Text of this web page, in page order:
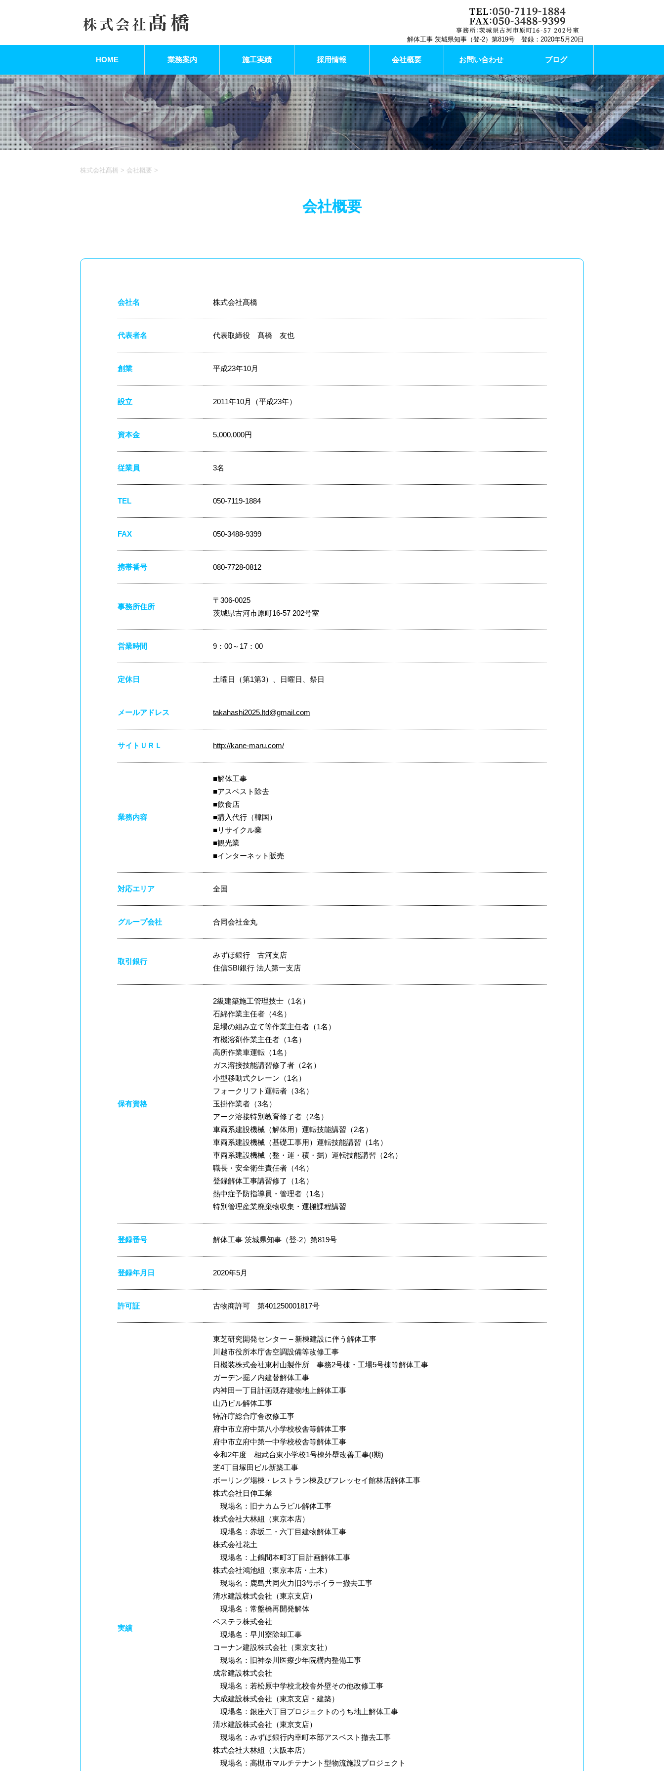
解体工事 茨城県知事（登-2）第819号 登録：2020年5月20日
HOME 業務案内 施工実績 採用情報 会社概要 お問い合わせ ブログ
株式会社髙橋 > 会社概要 >
会社概要
会社名 株式会社髙橋
代表者名 代表取締役 髙橋 友也
創業 平成23年10月
設立 2011年10月（平成23年）
資本金 5,000,000円
従業員 3名
TEL 050-7119-1884
FAX 050-3488-9399
携帯番号 080-7728-0812
事務所住所
〒306-0025
茨城県古河市原町16-57 202号室
営業時間 9：00～17：00
定休日 土曜日（第1第3）、日曜日、祭日
メールアドレス takahashi2025.ltd@gmail.com
サイトＵＲＬ http://kane-maru.com/
業務内容
■解体工事
■アスベスト除去
■飲食店
■購入代行（韓国）
■リサイクル業
■観光業
■インターネット販売
対応エリア 全国
グループ会社 合同会社金丸
取引銀行
みずほ銀行 古河支店
住信SBI銀行 法人第一支店
保有資格
2級建築施工管理技士（1名）
石綿作業主任者（4名）
足場の組み立て等作業主任者（1名）
有機溶剤作業主任者（1名）
高所作業車運転（1名）
ガス溶接技能講習修了者（2名）
小型移動式クレーン（1名）
フォークリフト運転者（3名）
玉掛作業者（3名）
アーク溶接特別教育修了者（2名）
車両系建設機械（解体用）運転技能講習（2名）
車両系建設機械（基礎工事用）運転技能講習（1名）
車両系建設機械（整・運・積・掘）運転技能講習（2名）
職長・安全衛生責任者（4名）
登録解体工事講習修了（1名）
熱中症予防指導員・管理者（1名）
特別管理産業廃棄物収集・運搬課程講習
登録番号 解体工事 茨城県知事（登-2）第819号
登録年月日 2020年5月
許可証 古物商許可 第401250001817号
実績
東芝研究開発センター – 新棟建設に伴う解体工事
川越市役所本庁舎空調設備等改修工事
日機装株式会社東村山製作所 事務2号棟・工場5号棟等解体工事
ガーデン掘ノ内建替解体工事
内神田一丁目計画既存建物地上解体工事
山乃ビル解体工事
特許庁総合庁舎改修工事
府中市立府中第八小学校校舎等解体工事
府中市立府中第一中学校校舎等解体工事
令和2年度 相武台東小学校1号棟外壁改善工事(Ι期)
芝4丁目塚田ビル新築工事
ボーリング場棟・レストラン棟及びフレッセイ館林店解体工事
株式会社日伸工業
現場名：旧ナカムラビル解体工事
株式会社大林組（東京本店）
現場名：赤坂二・六丁目建物解体工事
株式会社花土
現場名：上鶴間本町3丁目計画解体工事
株式会社鴻池組（東京本店・土木）
現場名：鹿島共同火力旧3号ボイラー撤去工事
清水建設株式会社（東京支店）
現場名：常盤橋再開発解体
ベステラ株式会社
現場名：早川寮除却工事
コーナン建設株式会社（東京支社）
現場名：旧神奈川医療少年院構内整備工事
成常建設株式会社
現場名：若松原中学校北校舎外壁その他改修工事
大成建設株式会社（東京支店・建築）
現場名：銀座六丁目プロジェクトのうち地上解体工事
清水建設株式会社（東京支店）
現場名：みずほ銀行内幸町本部アスベスト撤去工事
株式会社大林組（大阪本店）
現場名：高槻市マルチテナント型物流施設プロジェクト